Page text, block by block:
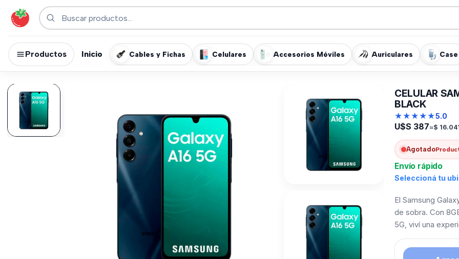
Productos Inicio Cables y Fichas Celulares Accesorios Móviles Auriculares Case
CELULAR
BLACK
★★★★★5.0
U$S 387≈$
Agotado
Envío rápido
Seleccioná tu
El Samsung
de sobra. Con
5G, viví una